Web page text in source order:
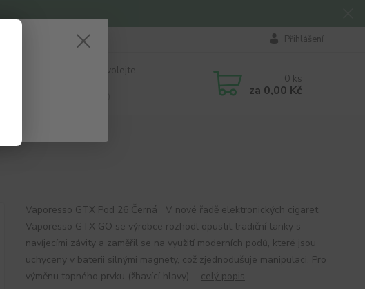
Přihlášení
Nevíte si rady? Zavolejte.
0 ks
za 0,00 Kč
Vaporesso GTX Pod 26 Černá V nové řadě elektronických cigaret
Vaporesso GTX GO se výrobce rozhodl opustit tradiční tanky s
navíjecími závity a zaměřil se na využití moderních podů, které jsou
uchyceny v baterii silnými magnety, což zjednodušuje manipulaci. Pro
výměnu topného prvku (žhavící hlavy) ... celý popis